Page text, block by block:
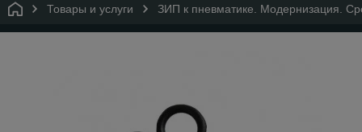
Товары и услуги ЗИП к пневматике. Модернизация.